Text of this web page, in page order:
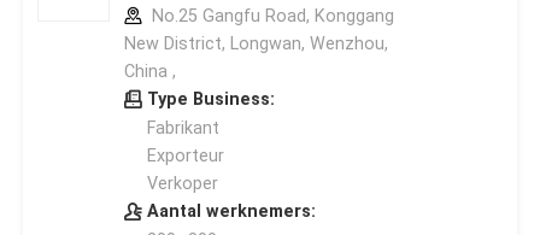
No.25 Gangfu Road, Konggang
New District, Longwan, Wenzhou,
China ,
Type Business:
Fabrikant
Exporteur
Verkoper
Aantal werknemers: